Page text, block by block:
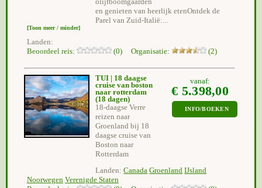
olijfboomgaarden
en genieten van heerlijk etenOntdek de
Parel van Zuid-Italië:...
[Toon meer / minder]
Landen:
Beoordeel reis:
(0) Organisatie: (2)
vanaf:
€ 5.398,00
INFO/BOEKEN
TUI | 18 daagse
cruise van boston
naar rotterdam
(18 dagen)
18-daagse Verre
reizen naar
Groenland bij 18
daagse cruise van
Boston naar
Rotterdam
Landen:Canada Groenland IJsland
Noorwegen Verenigde Staten